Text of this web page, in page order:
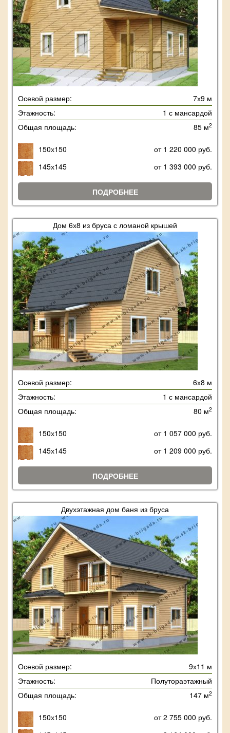
Осевой размер:
7х9 м
Этажность:
1 с мансардой
Общая площадь:
85 м2
150х150
от 1 220 000 руб.
145х145
от 1 393 000 руб.
ПОДРОБНЕЕ
Дом 6х8 из бруса с ломаной крышей
Осевой размер:
6х8 м
Этажность:
1 с мансардой
Общая площадь:
80 м2
150х150
от 1 057 000 руб.
145х145
от 1 209 000 руб.
ПОДРОБНЕЕ
Двухэтажная дом баня из бруса
Осевой размер:
9х11 м
Этажность:
Полутораэтажный
Общая площадь:
147 м2
150х150
от 2 755 000 руб.